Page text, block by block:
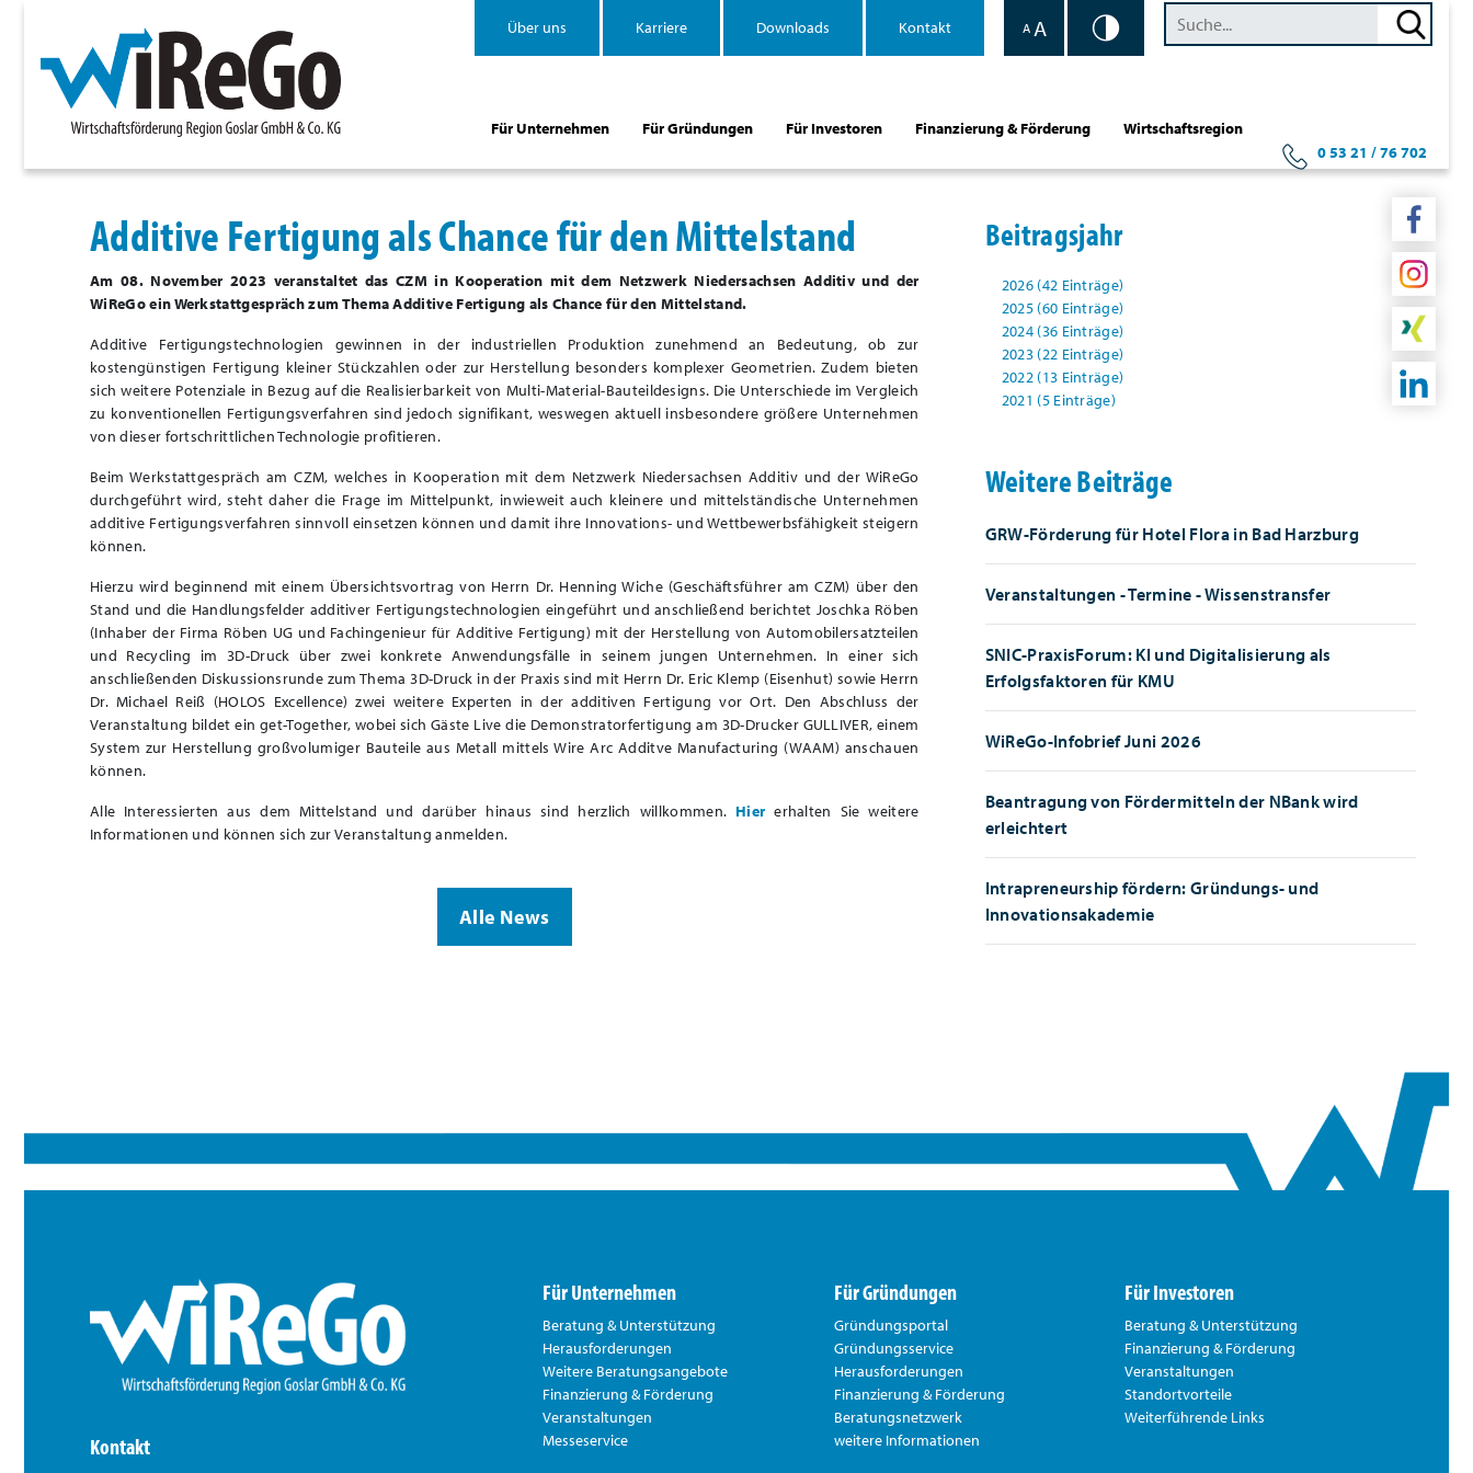
Über uns Karriere Downloads Kontakt A A
Für Unternehmen Für Gründungen Für Investoren Finanzierung & Förderung
Wirtschaftsregion
0 53 21 / 76 702
Additive Fertigung als Chance für den Mittelstand
Am 08. November 2023 veranstaltet das CZM in Kooperation mit dem Netzwerk Niedersachsen Additiv und der
WiReGo ein Werkstattgespräch zum Thema Additive Fertigung als Chance für den Mittelstand.
Additive Fertigungstechnologien gewinnen in der industriellen Produktion zunehmend an Bedeutung, ob zur
kostengünstigen Fertigung kleiner Stückzahlen oder zur Herstellung besonders komplexer Geometrien. Zudem bieten
sich weitere Potenziale in Bezug auf die Realisierbarkeit von Multi-Material-Bauteildesigns. Die Unterschiede im Vergleich
zu konventionellen Fertigungsverfahren sind jedoch signifikant, weswegen aktuell insbesondere größere Unternehmen
von dieser fortschrittlichen Technologie profitieren.
Beim Werkstattgespräch am CZM, welches in Kooperation mit dem Netzwerk Niedersachsen Additiv und der WiReGo
durchgeführt wird, steht daher die Frage im Mittelpunkt, inwieweit auch kleinere und mittelständische Unternehmen
additive Fertigungsverfahren sinnvoll einsetzen können und damit ihre Innovations- und Wettbewerbsfähigkeit steigern
können.
Hierzu wird beginnend mit einem Übersichtsvortrag von Herrn Dr. Henning Wiche (Geschäftsführer am CZM) über den
Stand und die Handlungsfelder additiver Fertigungstechnologien eingeführt und anschließend berichtet Joschka Röben
(Inhaber der Firma Röben UG und Fachingenieur für Additive Fertigung) mit der Herstellung von Automobilersatzteilen
und Recycling im 3D-Druck über zwei konkrete Anwendungsfälle in seinem jungen Unternehmen. In einer sich
anschließenden Diskussionsrunde zum Thema 3D-Druck in der Praxis sind mit Herrn Dr. Eric Klemp (Eisenhut) sowie Herrn
Dr. Michael Reiß (HOLOS Excellence) zwei weitere Experten in der additiven Fertigung vor Ort. Den Abschluss der
Veranstaltung bildet ein get-Together, wobei sich Gäste Live die Demonstratorfertigung am 3D-Drucker GULLIVER, einem
System zur Herstellung großvolumiger Bauteile aus Metall mittels Wire Arc Additve Manufacturing (WAAM) anschauen
können.
Alle Interessierten aus dem Mittelstand und darüber hinaus sind herzlich willkommen. Hier erhalten Sie weitere
Informationen und können sich zur Veranstaltung anmelden.
Alle News
Beitragsjahr
2026 (42 Einträge)
2025 (60 Einträge)
2024 (36 Einträge)
2023 (22 Einträge)
2022 (13 Einträge)
2021 (5 Einträge)
Weitere Beiträge
GRW-Förderung für Hotel Flora in Bad Harzburg
Veranstaltungen - Termine - Wissenstransfer
SNIC-PraxisForum: KI und Digitalisierung als
Erfolgsfaktoren für KMU
WiReGo-Infobrief Juni 2026
Beantragung von Fördermitteln der NBank wird
erleichtert
Intrapreneurship fördern: Gründungs- und
Innovationsakademie
Kontakt
Für Unternehmen
Beratung & Unterstützung
Herausforderungen
Weitere Beratungsangebote
Finanzierung & Förderung
Veranstaltungen
Messeservice
Für Gründungen
Gründungsportal
Gründungsservice
Herausforderungen
Finanzierung & Förderung
Beratungsnetzwerk
weitere Informationen
Für Investoren
Beratung & Unterstützung
Finanzierung & Förderung
Veranstaltungen
Standortvorteile
Weiterführende Links